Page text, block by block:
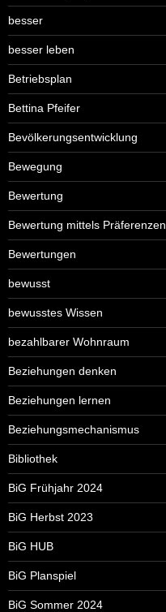
besser
besser leben
Betriebsplan
Bettina Pfeifer
Bevölkerungsentwicklung
Bewegung
Bewertung
Bewertung mittels Präferenzen
Bewertungen
bewusst
bewusstes Wissen
bezahlbarer Wohnraum
Beziehungen denken
Beziehungen lernen
Beziehungsmechanismus
Bibliothek
BiG Frühjahr 2024
BiG Herbst 2023
BiG HUB
BiG Planspiel
BiG Sommer 2024